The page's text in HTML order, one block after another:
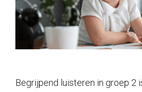
Begrijpend luisteren in groep 2